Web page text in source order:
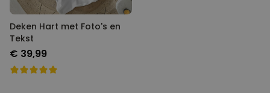
Deken Hart met Foto's en
Tekst
€ 39,99